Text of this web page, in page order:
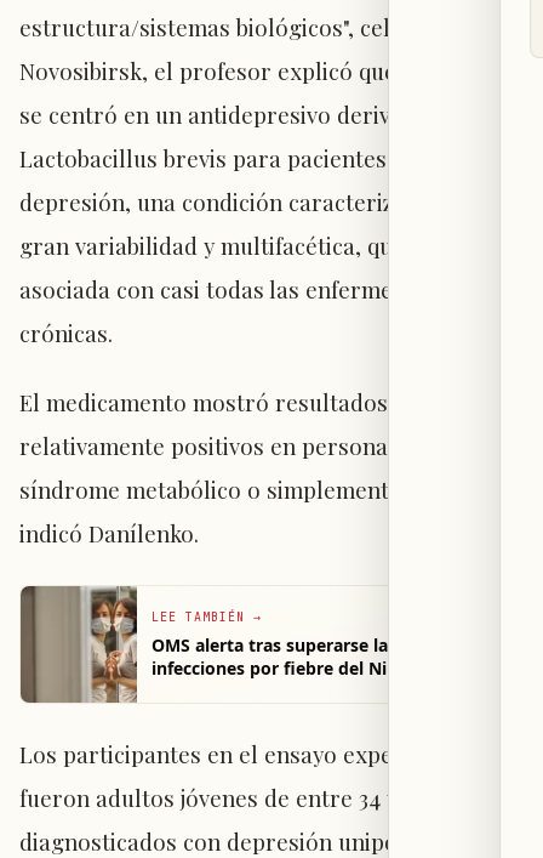
estructura/sistemas biológicos", celebrado en
Novosibirsk, el profesor explicó que el estudio
se centró en un antidepresivo derivado de
Lactobacillus brevis para pacientes con
depresión, una condición caracterizada por una
gran variabilidad y multifacética, que está
asociada con casi todas las enfermedades
crónicas.
El medicamento mostró resultados
relativamente positivos en personas con
síndrome metabólico o simplemente obesidad,
indicó Danílenko.
LEE TAMBIÉN →
OMS alerta tras superarse las 240
infecciones por fiebre del Nilo Occidental
Los participantes en el ensayo experimental
fueron adultos jóvenes de entre 34 y 36 años,
diagnosticados con depresión unipolar, un